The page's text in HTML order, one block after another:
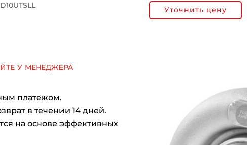
Уточнить цену
у менеджера
платежом.
в течении 14 дней.
на основе эффективных